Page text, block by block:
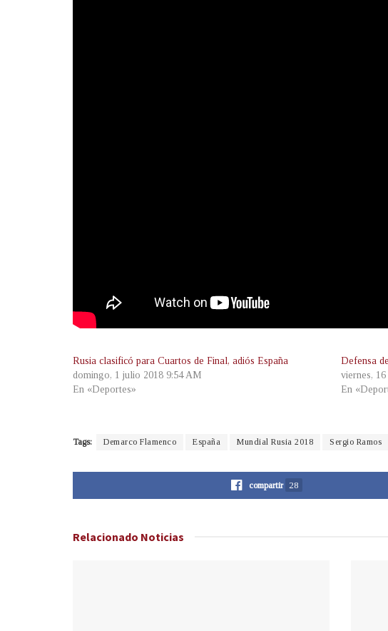
Rusia clasificó para Cuartos de Final, adiós España
domingo, 1 julio 2018 9:54 AM
En «Deportes»
Defensa
viernes,
En
Tags: Demarco Flamenco España Mundial Rusia 2018 Sergio Ramos
compartir 28
Relacionado Noticias